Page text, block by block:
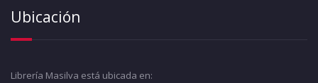
Ubicación
Librería Masilva está ubicada en: